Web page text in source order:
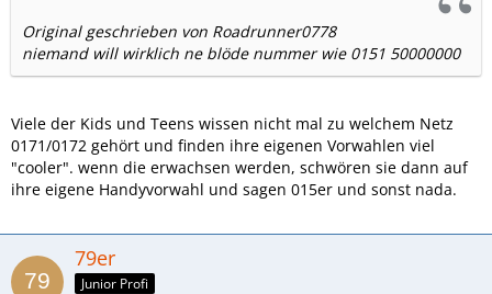
Original geschrieben von Roadrunner0778
niemand will wirklich ne blöde nummer wie 0151 50000000
Viele der Kids und Teens wissen nicht mal zu welchem Netz
0171/0172 gehört und finden ihre eigenen Vorwahlen viel
"cooler". wenn die erwachsen werden, schwören sie dann auf
ihre eigene Handyvorwahl und sagen 015er und sonst nada.
79er
Junior Profi